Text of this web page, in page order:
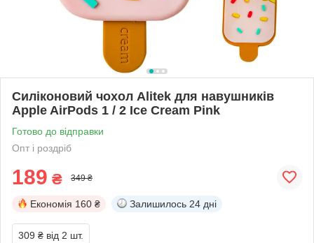
Силіконовий чохол Alitek для навушників
Apple AirPods 1 / 2 Ice Cream Pink
Готово до відправки
Опт і роздріб
189 ₴ 349 ₴
Економія 160 ₴ Залишилось 24 дні
309 ₴ від 2 шт.